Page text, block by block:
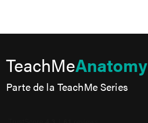
TeachMeAnatomy
Parte de la TeachMe Series